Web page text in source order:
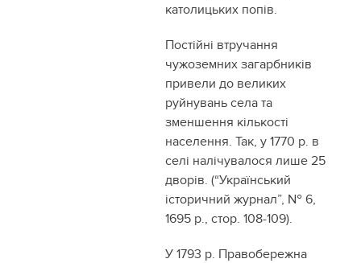
католицьких попів.
Постійні втручання
чужоземних загарбників
привели до великих
руйнувань села та
зменшення кількості
населення. Так, у 1770 р. в
селі налічувалося лише 25
дворів. (“Український
історичний журнал”, № 6,
1695 р., стор. 108-109).
У 1793 р. Правобережна